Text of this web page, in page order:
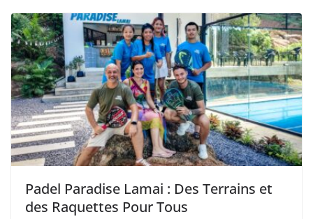
Padel Paradise Lamai : Des Terrains et
des Raquettes Pour Tous